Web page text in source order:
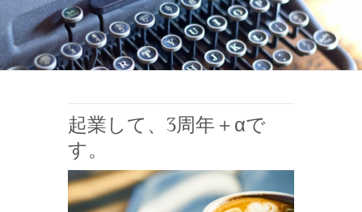
起業して、3周年＋αで
す。